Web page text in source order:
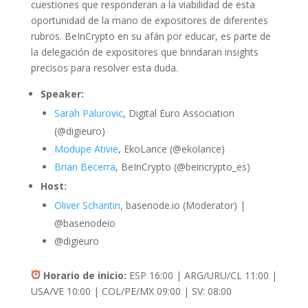
cuestiones que responderan a la viabilidad de esta
oportunidad de la mano de expositores de diferentes
rubros. BeInCrypto en su afán por educar, es parte de
la delegación de expositores que brindaran insights
precisos para resolver esta duda.
Speaker:
Sarah Palurovic, Digital Euro Association
(@digieuro)
Modupe Ativie, EkoLance (@ekolance)
Brian Becerra, BeInCrypto (@beincrypto_es)
Host:
Oliver Schantin, basenode.io (Moderator) |
@basenodeio
@digieuro
Horario de inicio: ESP 16:00 | ARG/URU/CL 11:00 |
USA/VE 10:00 | COL/PE/MX 09:00 | SV: 08:00